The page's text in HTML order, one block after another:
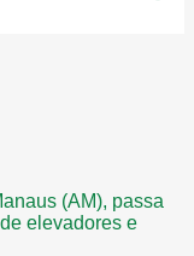
(AM), passa
elevadores e